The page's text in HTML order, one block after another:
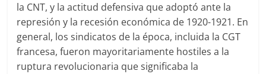
la CNT, y la actitud defensiva que adoptó ante la
represión y la recesión económica de 1920-1921. En
general, los sindicatos de la época, incluida la CGT
francesa, fueron mayoritariamente hostiles a la
ruptura revolucionaria que significaba la